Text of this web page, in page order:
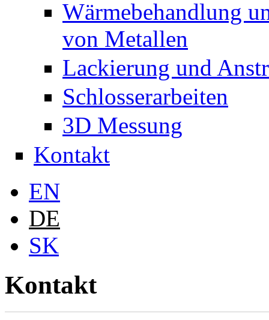
Wärmebehandlung
von Metallen
Lackierung und
Schlosserarbeiten
3D Messung
Kontakt
EN
DE
SK
Kontakt